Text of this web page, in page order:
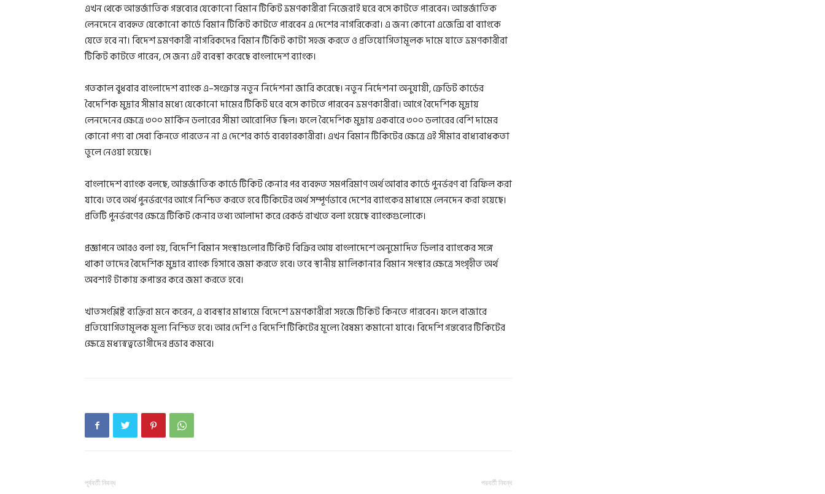
এখন থেকে আন্তর্জাতিক গন্তব্যের যেকোনো বিমান টিকিট ভ্রমণকারীরা নিজেরাই ঘরে বসে কাটতে পারবেন। আন্তর্জাতিক
লেনদেনে ব্যবহৃত যেকোনো কার্ডে বিমান টিকিট কাটতে পারবেন এ দেশের নাগরিকেরা। এ জন্য কোনো এজেন্সি বা ব্যাংকে
যেতে হবে না। বিদেশ ভ্রমণকারী নাগরিকদের বিমান টিকিট কাটা সহজ করতে ও প্রতিযোগিতামূলক দামে যাতে ভ্রমণকারীরা
টিকিট কাটতে পারেন, সে জন্য এই ব্যবস্থা করেছে বাংলাদেশ ব্যাংক।
গতকাল বুধবার বাংলাদেশ ব্যাংক এ–সংক্রান্ত নতুন নির্দেশনা জারি করেছে। নতুন নির্দেশনা অনুযায়ী, ক্রেডিট কার্ডের
বৈদেশিক মুদ্রার সীমার মধ্যে যেকোনো দামের টিকিট ঘরে বসে কাটতে পারবেন ভ্রমণকারীরা। আগে বৈদেশিক মুদ্রায়
লেনদেনের ক্ষেত্রে ৩০০ মার্কিন ডলারের সীমা আরোপিত ছিল। ফলে বৈদেশিক মুদ্রায় একবারে ৩০০ ডলারের বেশি দামের
কোনো পণ্য বা সেবা কিনতে পারতেন না এ দেশের কার্ড ব্যবহারকারীরা। এখন বিমান টিকিটের ক্ষেত্রে এই সীমার বাধ্যবাধকতা
তুলে নেওয়া হয়েছে।
বাংলাদেশ ব্যাংক বলছে, আন্তর্জাতিক কার্ডে টিকিট কেনার পর ব্যবহৃত সমপরিমাণ অর্থ আবার কার্ডে পুনর্ভরণ বা রিফিল করা
যাবে। তবে অর্থ পুনর্ভরণের আগে নিশ্চিত করতে হবে টিকিটের অর্থ সম্পূর্ণভাবে দেশের ব্যাংকের মাধ্যমে লেনদেন করা হয়েছে।
প্রতিটি পুনর্ভরণের ক্ষেত্রে টিকিট কেনার তথ্য আলাদা করে রেকর্ড রাখতে বলা হয়েছে ব্যাংকগুলোকে।
প্রজ্ঞাপনে আরও বলা হয়, বিদেশি বিমান সংস্থাগুলোর টিকিট বিক্রির আয় বাংলাদেশে অনুমোদিত ডিলার ব্যাংকের সঙ্গে
থাকা তাদের বৈদেশিক মুদ্রার ব্যাংক হিসাবে জমা করতে হবে। তবে স্থানীয় মালিকানার বিমান সংস্থার ক্ষেত্রে সংগৃহীত অর্থ
অবশ্যই টাকায় রূপান্তর করে জমা করতে হবে।
খাতসংশ্লিষ্ট ব্যক্তিরা মনে করেন, এ ব্যবস্থার মাধ্যমে বিদেশে ভ্রমণকারীরা সহজে টিকিট কিনতে পারবেন। ফলে বাজারে
প্রতিযোগিতামূলক মূল্য নিশ্চিত হবে। আর দেশি ও বিদেশি টিকিটের মূল্যে বৈষম্য কমানো যাবে। বিদেশি গন্তব্যের টিকিটের
ক্ষেত্রে মধ্যস্বত্বভোগীদের প্রভাব কমবে।
পূর্ববর্তী নিবন্ধ পরবর্তী নিবন্ধ